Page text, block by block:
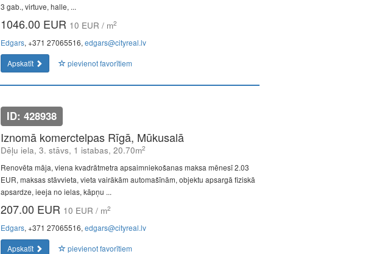
3 gab., virtuve, halle, ...
1046.00 EUR 10 EUR / m2
Edgars, +371 27065516, edgars@cityreal.lv
Apskatīt
pievienot favorītiem
ID: 428938
Iznomā komerctelpas Rīgā, Mūkusalā
Dēļu iela, 3. stāvs, 1 istabas, 20.70m2
Renovēta māja, viena kvadrātmetra apsaimniekošanas maksa mēnesī 2.03
EUR, maksas stāvvieta, vieta vairākām automašīnām, objektu apsargā fiziskā
apsardze, ieeja no ielas, kāpņu ...
207.00 EUR 10 EUR / m2
Edgars, +371 27065516, edgars@cityreal.lv
Apskatīt
pievienot favorītiem